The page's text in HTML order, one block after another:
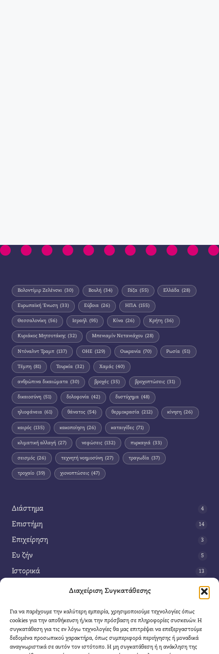
Διαχείριση Συγκατάθεσης
Για να παρέχουμε την καλύτερη εμπειρία, χρησιμοποιούμε τεχνολογίες όπως
cookies για την αποθήκευση ή/και την πρόσβαση σε πληροφορίες συσκευών. Η
συγκατάθεση για τις εν λόγω τεχνολογίες θα μας επιτρέψει να επεξεργαστούμε
δεδομένα προσωπικού χαρακτήρα, όπως συμπεριφορά περιήγησης ή μοναδικά
αναγνωριστικά σε αυτόν τον ιστότοπο. Η μη συγκατάθεση ή η ανάκληση της
Βολοντίμιρ Ζελένσκι (30) Βουλή (34) Γάζα (55) Ελλάδα (28)
Ευρωπαϊκή Ένωση (33) Εύβοια (26) ΗΠΑ (155)
Θεσσαλονίκη (56) Ισραήλ (95) Κίνα (26) Κρήτη (36)
Κυριάκος Μητσοτάκης (32) Μπενιαμίν Νετανιάχου (28)
Ντόναλντ Τραμπ (137) ΟΗΕ (129) Ουκρανία (70) Ρωσία (51)
Τέμπη (81) Τουρκία (32) Χαμάς (40)
ανθρώπινα δικαιώματα (30) βροχές (35) βροχοπτώσεις (31)
δικαιοσύνη (51) δολοφονία (42) δυστύχημα (48)
ηλιοφάνεια (61) θάνατος (54) θερμοκρασία (212) κίνηση (26)
καιρός (135) κακοποίηση (26) καταιγίδες (71)
κλιματική αλλαγή (27) νεφώσεις (132) πυρκαγιά (33)
σεισμός (26) τεχνητή νοημοσύνη (27) τραγωδία (37)
τροχαίο (39) χιονοπτώσεις (47)
Διάστημα 4
Επιστήμη 14
Επιχείρηση 3
Ευ ζήν 5
Ιστορικά 13
42
Τέχνη 3
Τεχνολογία
Υγεία